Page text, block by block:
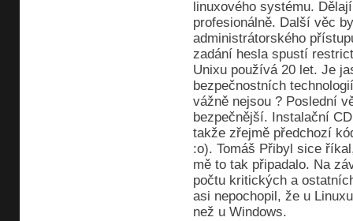
linuxového systému.
profesionálně. Další věc
administrátorského
zadání hesla spustí
Unixu používá 20 let. Je
bezpečnostních
vážně nejsou ? Poslední
bezpečnější. Instalační
takže zřejmě předchozí
:o). Tomáš Přibyl sice
mě to tak připadalo. Na
počtu kritických a
asi nepochopil, že u
než u Windows.